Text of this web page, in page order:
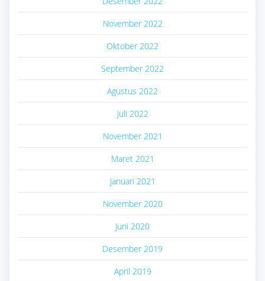
November 2022
Oktober 2022
September 2022
Agustus 2022
Juli 2022
November 2021
Maret 2021
Januari 2021
November 2020
Juni 2020
Desember 2019
April 2019